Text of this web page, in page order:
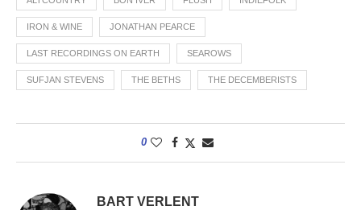
IRON & WINE JONATHAN PEARCE
LAST RECORDINGS ON EARTH SEAROWS
SUFJAN STEVENS THE BETHS THE DECEMBERISTS
0
BART VERLENT